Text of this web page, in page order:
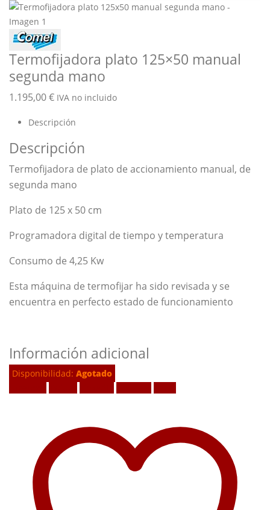
Termofijadora plato 125×50 manual
segunda mano
1.195,00€ IVA no incluido
Descripción
Descripción
Termofijadora de plato de accionamiento manual, de
segunda mano
Plato de 125 x 50 cm
Programadora digital de tiempo y temperatura
Consumo de 4,25 Kw
Esta máquina de termofijar ha sido revisada y se
encuentra en perfecto estado de funcionamiento
Información adicional
Disponibilidad: Agotado